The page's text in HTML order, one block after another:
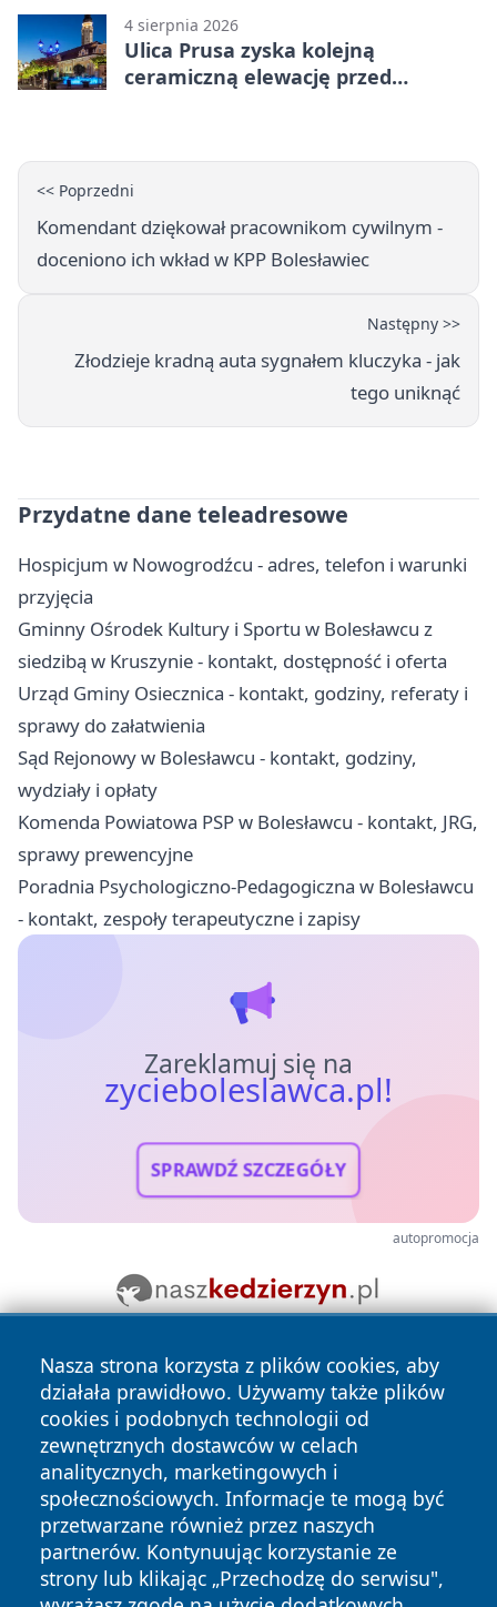
4 sierpnia 2026
Ulica Prusa zyska kolejną
ceramiczną elewację przed
<< Poprzedni
Komendant dziękował pracownikom cywilnym -
doceniono ich wkład w KPP Bolesławiec
Następny >>
Złodzieje kradną auta sygnałem kluczyka - jak
tego uniknąć
Przydatne dane teleadresowe
Hospicjum w Nowogrodźcu - adres, telefon i warunki
przyjęcia
Gminny Ośrodek Kultury i Sportu w Bolesławcu z
siedzibą w Kruszynie - kontakt, dostępność i oferta
Urząd Gminy Osiecznica - kontakt, godziny, referaty i
sprawy do załatwienia
Sąd Rejonowy w Bolesławcu - kontakt, godziny,
wydziały i opłaty
Komenda Powiatowa PSP w Bolesławcu - kontakt, JRG,
sprawy prewencyjne
Poradnia Psychologiczno-Pedagogiczna w Bolesławcu
- kontakt, zespoły terapeutyczne i zapisy
Zareklamuj się na
zycieboleslawca.pl!
SPRAWDŹ SZCZEGÓŁY
autopromocja
Nasza strona korzysta z plików cookies, aby
działała prawidłowo. Używamy także plików
cookies i podobnych technologii od
zewnętrznych dostawców w celach
analitycznych, marketingowych i
społecznościowych. Informacje te mogą być
przetwarzane również przez naszych
partnerów. Kontynuując korzystanie ze
strony lub klikając „Przechodzę do serwisu",
Copyright © 2026 zycieboleslawca.pl Wszystkie prawa
zastrzeżone.
Polityka
Polityka